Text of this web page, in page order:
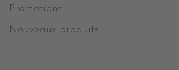
Promotions
Nouveaux produits